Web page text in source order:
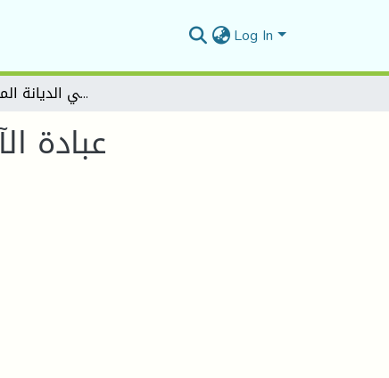
Log In
عبادة الآلهة الساميّة – الرافدينية في الديانة المصرية القديمة
عبادة